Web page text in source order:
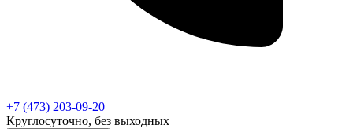
+7 (473) 203-09-20
Круглосуточно, без выходных